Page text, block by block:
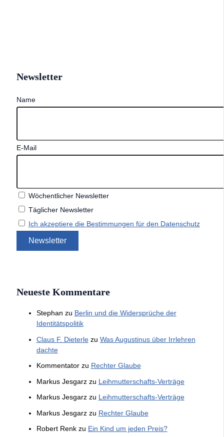
Newsletter
Name
E-Mail
Wöchentlicher Newsletter
Täglicher Newsletter
Ich akzeptiere die Bestimmungen für den Datenschutz
Neueste Kommentare
Stephan zu Berlin und die Widersprüche der
Identitätspolitik
Claus F. Dieterlezu Was Augustinus über Irrlehren
dachte
Kommentatorzu Rechter Glaube
Markus Jesgarzzu Leihmutterschafts-Verträge
Markus Jesgarzzu Leihmutterschafts-Verträge
Markus Jesgarzzu Rechter Glaube
Robert Renkzu Ein Kind um jeden Preis?